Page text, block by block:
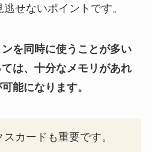
せないポイントです。
を同時に使うことが多い
は、十分なメモリがあれ
能になります。
カードも重要です。